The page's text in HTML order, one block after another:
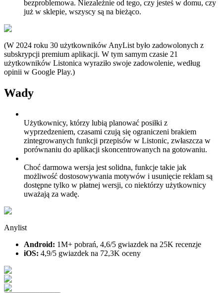
bezproblemowa. Niezależnie od tego, czy jesteś w domu, czy
już w sklepie, wszyscy są na bieżąco.
(W 2024 roku 30 użytkowników AnyList było zadowolonych z
subskrypcji premium aplikacji. W tym samym czasie 21
użytkowników Listonica wyraziło swoje zadowolenie, według
opinii w Google Play.)
Wady
Użytkownicy, którzy lubią planować posiłki z
wyprzedzeniem, czasami czują się ograniczeni brakiem
zintegrowanych funkcji przepisów w Listonic, zwłaszcza w
porównaniu do aplikacji skoncentrowanych na gotowaniu.
Choć darmowa wersja jest solidna, funkcje takie jak
możliwość dostosowywania motywów i usunięcie reklam są
dostępne tylko w płatnej wersji, co niektórzy użytkownicy
uważają za wadę.
Anylist
Android: 1M+ pobrań, 4,6/5 gwiazdek na 25K recenzje
iOS: 4,9/5 gwiazdek na 72,3K oceny